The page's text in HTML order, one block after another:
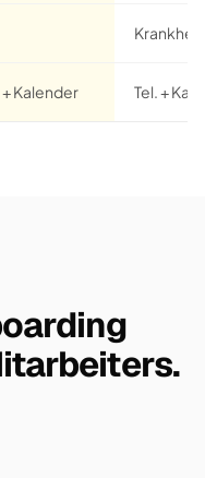
Krankheit
+ Kalender Tel. +